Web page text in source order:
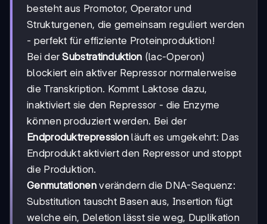
besteht aus Promotor, Operator und
Strukturgenen, die gemeinsam reguliert werden
- perfekt für effiziente Proteinproduktion!
Bei derSubstratinduktion (lac-Operon)
blockiert ein aktiver Repressor normalerweise
die Transkription. Kommt Laktose dazu,
inaktiviert sie den Repressor - die Enzyme
können produziert werden. Bei der
Endproduktrepression läuft es umgekehrt: Das
Endprodukt aktiviert den Repressor und stoppt
die Produktion.
Genmutationenverändern die DNA-Sequenz:
Substitution tauscht Basen aus, Insertion fügt
welche ein, Deletion lässt sie weg, Duplikation